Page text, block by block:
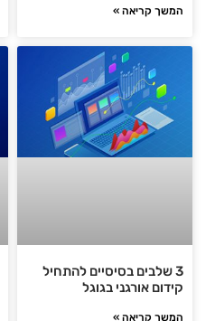
המשך קריאה »
3 שלבים בסיסיים להתחיל
קידום אורגני בגוגל
המשך קריאה »